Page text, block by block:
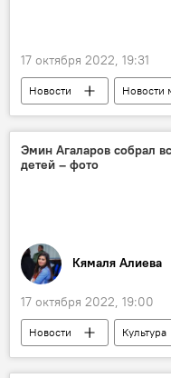
17 октября 2022, 19:31
Новости Новости
Порты
Министерство сельского и
Эмин Агаларов собрал
детей – фото
Кямаля Алиева
17 октября 2022, 19:00
Новости Культура
Эмин Агаларов